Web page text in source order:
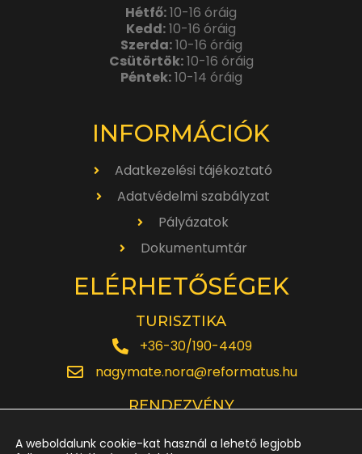
Hétfő:10-16 óráig
Kedd:10-16 óráig
Szerda:10-16 óráig
Csütörtök:10-16 óráig
Péntek:10-14 óráig
INFORMÁCIÓK
Adatkezelési tájékoztató
Adatvédelmi szabályzat
Pályázatok
Dokumentumtár
ELÉRHETŐSÉGEK
TURISZTIKA
+36-30/190-4409
nagymate.nora@reformatus.hu
RENDEZVÉNY
A weboldalunk cookie-kat használ a lehető legjobb